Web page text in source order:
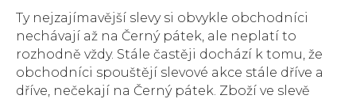
Ty nejzajímavější slevy si obvykle obchodníci
nechávají až na Černý pátek, ale neplatí to
rozhodně vždy. Stále častěji dochází k tomu, že
obchodníci spouštějí slevové akce stále dříve a
dříve, nečekají na Černý pátek. Zboží ve slevě